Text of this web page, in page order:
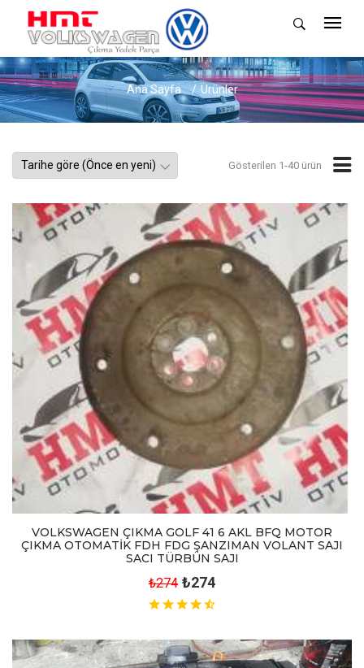
Ana Sayfa Ürünler
Gösterilen 1-40 ürün
VOLKSWAGEN ÇIKMA GOLF 41 6 AKL BFQ MOTOR
ÇIKMA OTOMATİK FDH FDG ŞANZIMAN VOLANT SAJI
SACI TÜRBÜN SAJI
₺274 ₺274